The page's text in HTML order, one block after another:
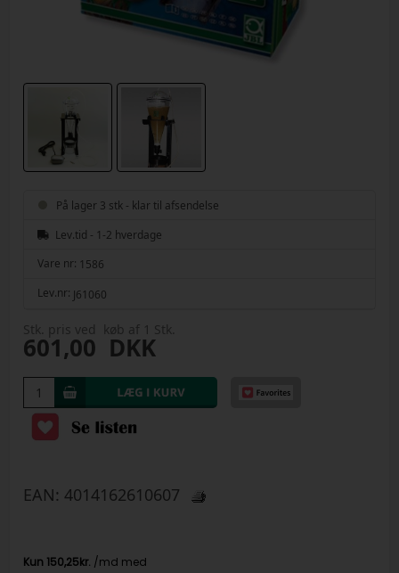
På lager 3 stk - klar til afsendelse
Lev.tid - 1-2 hverdage
Vare nr: 1586
Lev.nr: J61060
Stk. pris ved køb af 1 Stk.
601,00 DKK
EAN: 4014162610607